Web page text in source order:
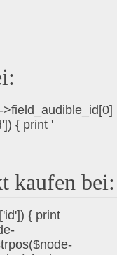
{ print '
kaufen bei:
{ print